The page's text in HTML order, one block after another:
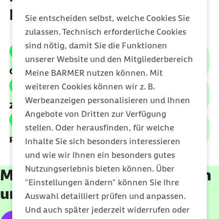
Sie entscheiden selbst, welche Cookies Sie
zulassen. Technisch erforderliche Cookies
sind nötig, damit Sie die Funktionen
unserer Website und den Mitgliederbereich
Meine BARMER nutzen können. Mit
weiteren Cookies können wir z. B.
Werbeanzeigen personalisieren und Ihnen
Angebote von Dritten zur Verfügung
stellen. Oder herausfinden, für welche
Inhalte Sie sich besonders interessieren
und wie wir Ihnen ein besonders gutes
Nutzungserlebnis bieten können. Über
"Einstellungen ändern" können Sie Ihre
Auswahl detailliert prüfen und anpassen.
Und auch später jederzeit widerrufen oder
Professionelle Zahnreinigung für Schwangere
Test aufToxoplasmose
Test auf B-Streptokokken
Test auf Zytomegalie
Osteopathie für Schwangere auf
Privatrezept (bei zugelassenen Ärzten/
Physiotherapeuten mit osteopathischer
Zusatzqualifikation)
AlternativeArzneimittelfür
Schwangere (rezeptfreie Medikamente auf
Unser Tipp
einen Ausdruck des E-Rezepts von Ihrem Arzt
oder der Apotheke
oder eine Quittung der Apotheke (mit
Versichertennamen, Medikament, Stempel)
oder einen Screenshot der E-Rezept-App nach
Rezepteinlösung (verordnete Medikamente
sind in der App nur drei Monate einsehbar)
Die Unterlagen können Sie ganz bequem über Meine Barmer per
App oder im Webeinreichen oder alternativ per Post zuschicken
oder in der Filiale abgeben.
Familie Plus
Online einschreiben
Zusatzleistungen auswählen
Rechnungen online einreichen
Mit Benutzerkonto einloggen
und Extra-Budget sichern